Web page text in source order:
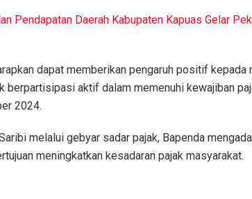
Pendapatan Daerah Kabupaten Kapuas Gelar
dapat memberikan pengaruh positif
berpartisipasi aktif dalam memenuhi kewajiban
2024.
melalui gebyar sadar pajak, Bapenda
meningkatkan kesadaran pajak masyarakat.